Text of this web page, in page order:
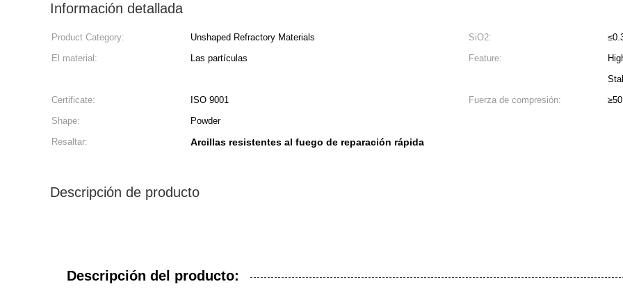
Información detallada
Product Category: Unshaped Refractory Materials SiO2:
El material:
Las partículas Feature:
Certificate:
ISO 9001 Fuerza de compresión:
Shape:
Powder
Resaltar:
Arcillas resistentes al fuego de reparación rápida
Descripción de producto
Descripción del producto: